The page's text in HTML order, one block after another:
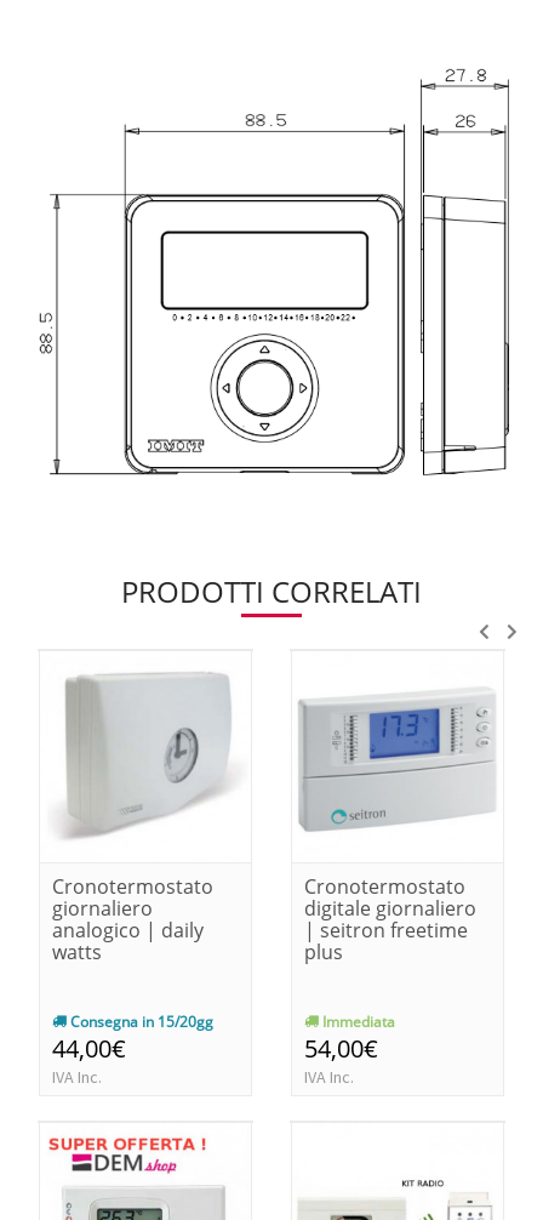
PRODOTTI CORRELATI
Cronotermostato
giornaliero
analogico | daily
watts
Consegna in 15/20gg
44,00€
IVA Inc.
Cronotermostato
digitale giornaliero
| seitron freetime
plus
Immediata
54,00€
IVA Inc.